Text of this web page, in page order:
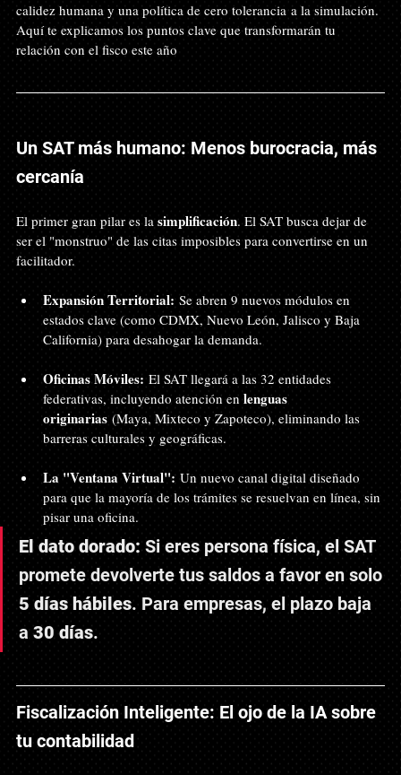
calidez humana y una política de cero tolerancia a la simulación.
Aquí te explicamos los puntos clave que transformarán tu
relación con el fisco este año
Un SAT más humano: Menos burocracia, más
cercanía
El primer gran pilar es la simplificación. El SAT busca dejar de
ser el "monstruo" de las citas imposibles para convertirse en un
facilitador.
Expansión Territorial: Se abren 9 nuevos módulos en
estados clave (como CDMX, Nuevo León, Jalisco y Baja
California) para desahogar la demanda.
Oficinas Móviles: El SAT llegará a las 32 entidades
federativas, incluyendo atención en lenguas
originarias (Maya, Mixteco y Zapoteco), eliminando las
barreras culturales y geográficas.
La "Ventana Virtual": Un nuevo canal digital diseñado
para que la mayoría de los trámites se resuelvan en línea, sin
pisar una oficina.
El dato dorado: Si eres persona física, el SAT
promete devolverte tus saldos a favor en solo
5 días hábiles. Para empresas, el plazo baja
a 30 días.
Fiscalización Inteligente: El ojo de la IA sobre
tu contabilidad